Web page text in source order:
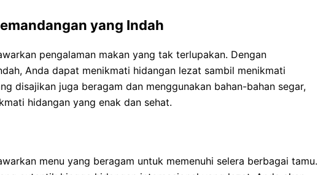
yang Indah
pengalaman makan yang tak terlupakan. Dengan
Anda dapat menikmati hidangan lezat sambil menikmati
disajikan juga beragam dan menggunakan bahan-bahan segar,
hidangan yang enak dan sehat.
menu yang beragam untuk memenuhi selera berbagai tamu.